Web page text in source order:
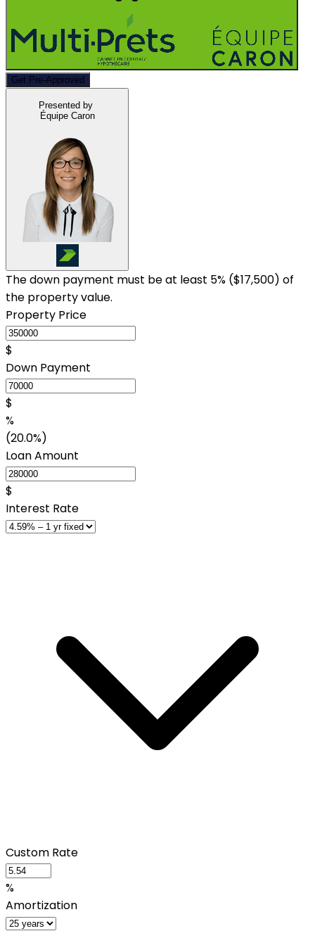
Get Pre-Approved
Presented by
Équipe Caron
The down payment must be at least 5% ($17,500) of
the property value.
Property Price
$
Down Payment
$
%
(20.0%)
Loan Amount
$
Interest Rate
Custom Rate
%
Amortization